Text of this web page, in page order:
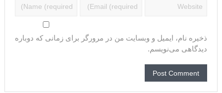
ذخیره نام، ایمیل و وبسایت من در مرورگر برای زمانی که دوباره
دیدگاهی می‌نویسم.